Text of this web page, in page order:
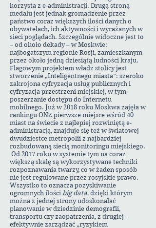
korzysta z e-administracji. Drugą stroną
medalu jest jednak gromadzenie przez
państwo coraz większych ilości danych o
obywatelach, ich aktywności i wyrażanych w
sieci poglądach. Szczególnie widoczne jest to
– od około dekady – w Moskwie:
najbogatszym regionie Rosji, zamieszkanym
przez około jedną dziesiątą ludności kraju.
Flagowym projektem władz stolicy jest
stworzenie „Inteligentnego miasta”: szeroko
zakrojona cyfryzacja usług publicznych i
cyfryzacja przestrzeni miejskiej, w tym
poszerzanie dostępu do Internetu
mobilnego. Już w 2018 roku Moskwa zajęła w
rankingu ONZ pierwsze miejsce wśród 40
miast na świecie z najlepiej rozwiniętą e-
administracją, znajduje się też w światowej
dwudziestce metropolii z najbardziej
rozbudowaną siecią monitoringu miejskiego.
Od 2017 roku w systemie tym na coraz
większą skalę są wykorzystywane techniki
rozpoznawania twarzy, co w żaden sposób
nie jest regulowane przez rosyjskie prawo.
Wszystko to oznacza pozyskiwanie
ogromnych ilości big data, dzięki którym
można z jednej strony udoskonalać
planowanie w dziedzinie demografii,
transportu czy zaopatrzenia, z drugiej –
efektywnie zarządzać „ryzykiem